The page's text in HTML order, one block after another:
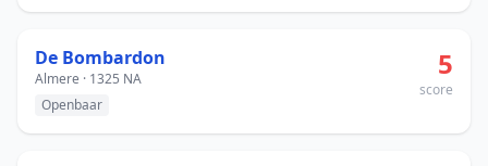
De Bombardon
Almere · 1325 NA
Openbaar
5
score